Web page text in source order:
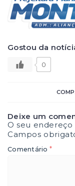
Gostou da
0
Deixe um
O seu
Campos
Comentário *